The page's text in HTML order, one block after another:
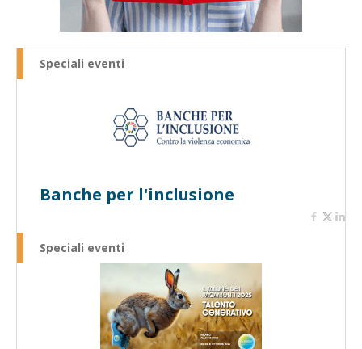
Speciali eventi
Banche per l'inclusione
Speciali eventi